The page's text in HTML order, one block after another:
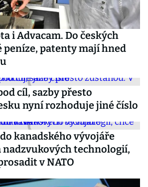
i Advacam. Do českých
peníze, patenty mají hned
cíl, sazby přesto
nyní rozhoduje jiné číslo
kanadského vývojáře
technologií,
v NATO